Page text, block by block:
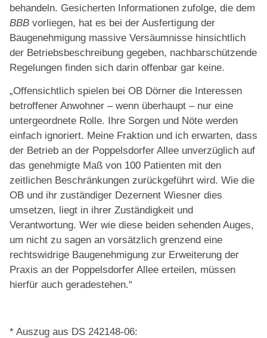
behandeln. Gesicherten Informationen zufolge, die dem
BBB vorliegen, hat es bei der Ausfertigung der
Baugenehmigung massive Versäumnisse hinsichtlich
der Betriebsbeschreibung gegeben, nachbarschützende
Regelungen finden sich darin offenbar gar keine.
„Offensichtlich spielen bei OB Dörner die Interessen
betroffener Anwohner – wenn überhaupt – nur eine
untergeordnete Rolle. Ihre Sorgen und Nöte werden
einfach ignoriert. Meine Fraktion und ich erwarten, dass
der Betrieb an der Poppelsdorfer Allee unverzüglich auf
das genehmigte Maß von 100 Patienten mit den
zeitlichen Beschränkungen zurückgeführt wird. Wie die
OB und ihr zuständiger Dezernent Wiesner dies
umsetzen, liegt in ihrer Zuständigkeit und
Verantwortung. Wer wie diese beiden sehenden Auges,
um nicht zu sagen an vorsätzlich grenzend eine
rechtswidrige Baugenehmigung zur Erweiterung der
Praxis an der Poppelsdorfer Allee erteilen, müssen
hierfür auch geradestehen.“
* Auszug aus DS 242148-06: